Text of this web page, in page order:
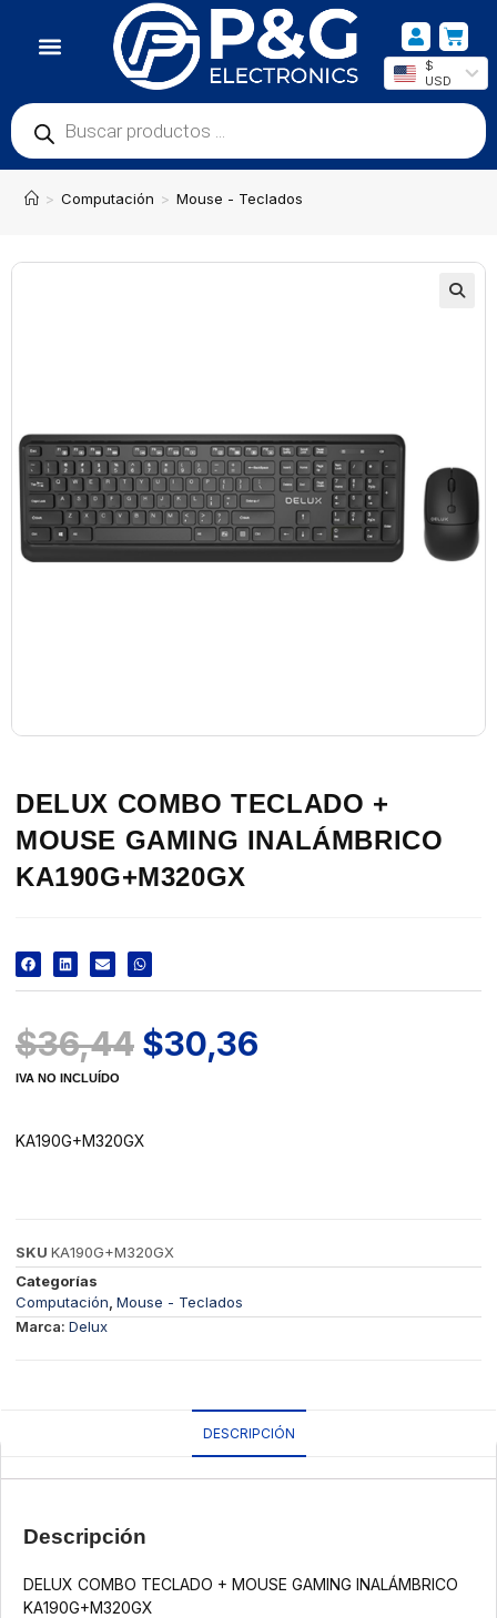
$
USD
> Computación > Mouse - Teclados
DELUX COMBO TECLADO +
MOUSE GAMING INALÁMBRICO
KA190G+M320GX
$36,44 $30,36
IVA NO INCLUÍDO
KA190G+M320GX
SKU KA190G+M320GX
Categorías
Computación Mouse - Teclados
Marca: Delux
DESCRIPCIÓN
Descripción
DELUX COMBO TECLADO + MOUSE GAMING INALÁMBRICO
KA190G+M320GX